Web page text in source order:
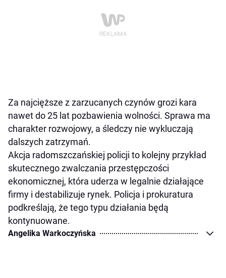
Za najcięższe z zarzucanych czynów grozi kara
nawet do 25 lat pozbawienia wolności. Sprawa ma
charakter rozwojowy, a śledczy nie wykluczają
dalszych zatrzymań.
Akcja radomszczańskiej policji to kolejny przykład
skutecznego zwalczania przestępczości
ekonomicznej, która uderza w legalnie działające
firmy i destabilizuje rynek. Policja i prokuratura
podkreślają, że tego typu działania będą
kontynuowane.
Angelika Warkoczyńska